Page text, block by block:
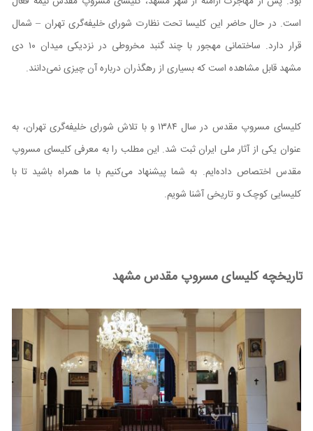
است. در حال حاضر این کلیسا تحت نظارت شورای خلیفه‌گری تهران – شمال
قرار دارد. ساختمانی مهجور با چند گنبد مخروطی در نزدیکی میدان ۱۰ دی
مشهد قابل مشاهده است که بسیاری از رهگذران درباره آن چیزی نمی‌دانند.
کلیسای مسروپ مقدس در سال ۱۳۸۴ و با تلاش شورای خلیفه‌گری تهران، به
عنوان یکی از آثار ملی ایران ثبت شد. این مطلب را به معرفی کلیسای مسروپ
مقدس اختصاص داده‌ایم. به شما پیشنهاد می‌کنیم با ما همراه باشید تا با
کلیسایی کوچک و تاریخی آشنا شویم.
تاریخچه کلیسای مسروپ مقدس مشهد